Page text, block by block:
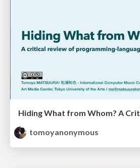
tomoyanonymous